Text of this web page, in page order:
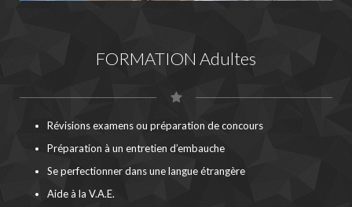
FORMATION Adultes
Révisions examens ou préparation de concours
Préparation à un entretien d’embauche
Se perfectionner dans une langue étrangère
Aide à la V.A.E.